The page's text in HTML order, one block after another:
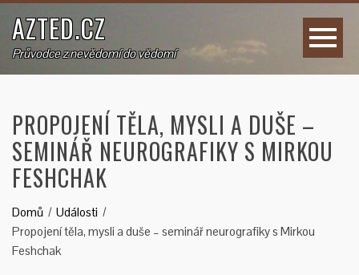
AZTED.CZ
Průvodce z nevědomí do vědomí
PROPOJENÍ TĚLA, MYSLI A DUŠE –
SEMINÁŘ NEUROGRAFIKY S MIRKOU
FESHCHAK
Domů
Události
Propojení těla, mysli a duše – seminář neurografiky s Mirkou
Feshchak